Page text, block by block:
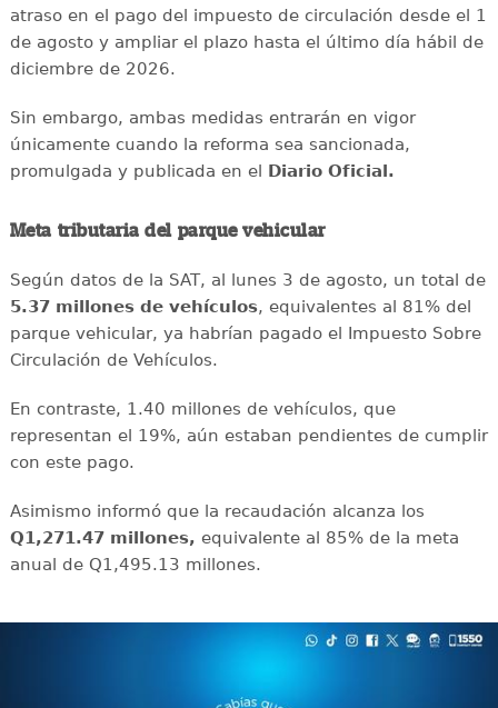
atraso en el pago del impuesto de circulación desde el 1
de agosto y ampliar el plazo hasta el último día hábil de
diciembre de 2026.
Sin embargo, ambas medidas entrarán en vigor
únicamente cuando la reforma sea sancionada,
promulgada y publicada en el Diario Oficial.
Meta tributaria del parque vehicular
Según datos de la SAT, al lunes 3 de agosto, un total de
5.37 millones de vehículos, equivalentes al 81% del
parque vehicular, ya habrían pagado el Impuesto Sobre
Circulación de Vehículos.
En contraste, 1.40 millones de vehículos, que
representan el 19%, aún estaban pendientes de cumplir
con este pago.
Asimismo informó que la recaudación alcanza los
Q1,271.47 millones, equivalente al 85% de la meta
anual de Q1,495.13 millones.